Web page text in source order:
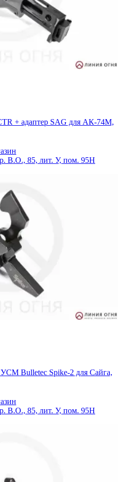
+ адаптер SAG для АК-74М,
В.О., 85, лит. У, пом. 95Н
Bulletec Spike-2 для Сайга,
В.О., 85, лит. У, пом. 95Н